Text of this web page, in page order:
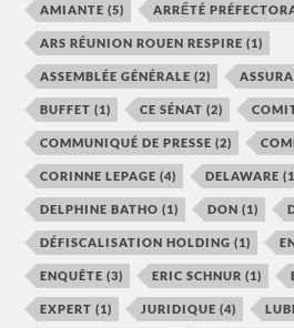
AMIANTE (5) ARRẾTÉ
ARS RÉUNION ROUEN RESPIRE (1)
ASSEMBLÉE GÉNÉRALE (2)
BUFFET (1) CE SÉNAT (2)
COMMUNIQUÉ DE PRESSE (2)
CORINNE LEPAGE (4) DELAWARE
DELPHINE BATHO (1) DON (1)
DÉFISCALISATION HOLDING (1)
ENQUÊTE (3) ERIC SCHNUR (1)
EXPERT (1) JURIDIQUE (4)